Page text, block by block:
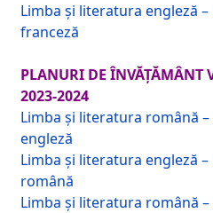
Limba și literatura engleză
franceză
PLANURI DE ÎNVĂȚĂMÂNT
2023-2024
Limba și literatura română
engleză
Limba și literatura engleză
română
Limba și literatura română